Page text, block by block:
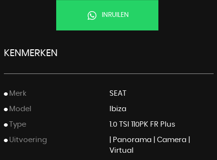
INRUILEN
KENMERKEN
Merk SEAT
Model Ibiza
Type 1.0 TSI 110PK FR Plus
Uitvoering
| Panorama | Camera |
Virtual